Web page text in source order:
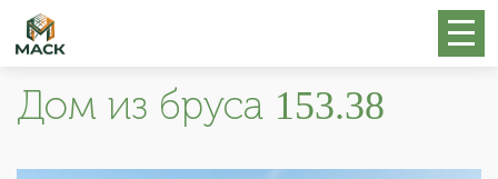
Дом из бруса 153.38